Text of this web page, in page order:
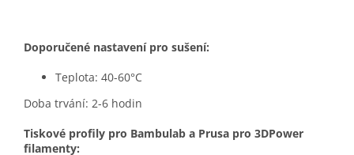
Doporučené nastavení pro sušení:
Teplota: 40-60°C
Doba trvání: 2-6 hodin
Tiskové profily pro Bambulab a Prusa pro 3DPower
filamenty: